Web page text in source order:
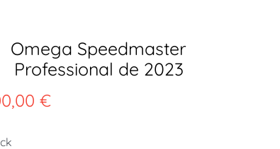
Omega Speedmaster
Professional de 2023
€